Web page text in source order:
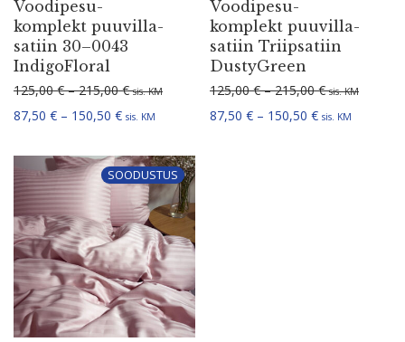
Voodi­pe­su­
komplekt puuvil­la­
satiin 30–0043
IndigoFloral
125,00€ – 215,00€Hinnavahemik: 125,00 € kuni 215,00 €
sis. KM
87,50 € – 150,50 €Hinnavahemik: 87,50 € kuni 150,50 €
sis. KM
Voodi­pe­su­
komplekt puuvil­la­
satiin Triip­satiin
DustyGreen
125,00€ – 215,00€ sis. KM
87,50 € – 150,50 € sis. KM
SOODUSTUS